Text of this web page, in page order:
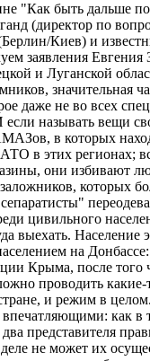
"Как быть дальше
(директор по
Киев) и
Евгения
и Луганской
значительная
не во всех
называть вещи
в которых
в этих регионах;
они избивают
которых
цивильного
выехать. Население
на
Крыма, после
проводить
и режим в
как
представителя
не может их